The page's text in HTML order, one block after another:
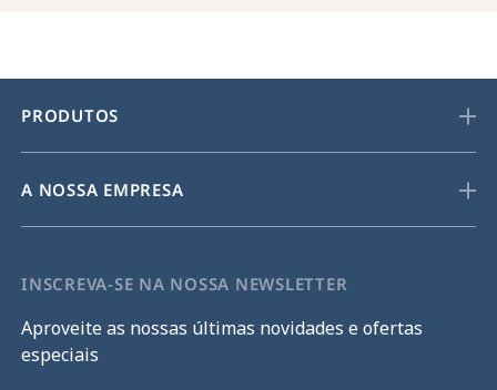
PRODUTOS
A NOSSA EMPRESA
INSCREVA-SE NA NOSSA NEWSLETTER
Aproveite as nossas últimas novidades e ofertas
especiais